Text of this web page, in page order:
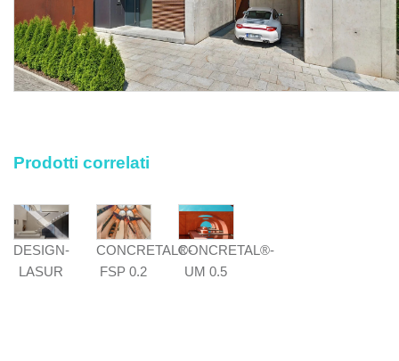
corrispettivi per diritti di discarica, nonché ogni altra
prestazione accessoria occorrente per eseguire l'opera a
regola d'arte.
Prodotti correlati
DESIGN-
LASUR
CONCRETAL®-
FSP 0.2
CONCRETAL®-
UM 0.5